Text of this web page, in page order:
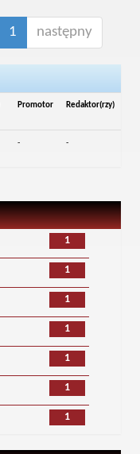
1 następny
Promotor Redaktor(rzy)
- -
1
1
1
1
1
1
1